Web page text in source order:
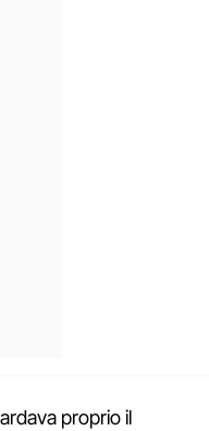
proprio il